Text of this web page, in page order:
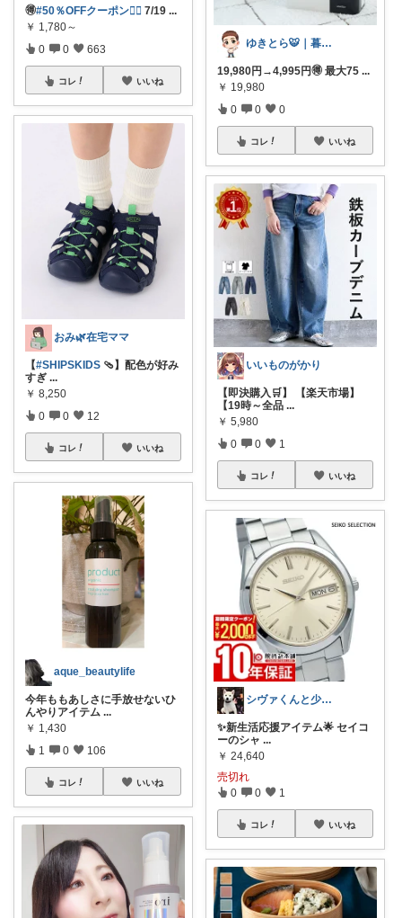
🉐#50％OFFクーポン❤️‍🔥 7/19 ...
￥ 1,780～
0 0 663
コレ いいね
おみ🌿在宅ママ
【#SHIPSKIDS 🩴】配色が好み
すぎ ...
￥ 8,250
0 0 12
コレ いいね
aque_beautylife
今年ももあしさに手放せないひ
んやりアイテム ...
￥ 1,430
1 0 106
コレ いいね
ゆきとら🐯｜暮らしをラクにしたいパパ
19,980円→4,995円🉐 最大75 ...
￥ 19,980
0 0 0
コレ いいね
いいものがかり
【即決購入🛒】 【楽天市場】
【19時～全品 ...
￥ 5,980
0 0 1
コレ いいね
シヴァくんと少佐のROOM
✨新生活応援アイテム🌟 セイコ
ーのシャ ...
￥ 24,640
売切れ
0 0 1
コレ いいね